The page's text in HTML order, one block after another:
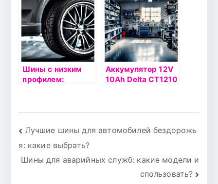
эксплуатации
Шины с низким
профилем:
Аккумулятор 12V
10Ah Delta СТ1210
Навигация
по
Лучшие шины для автомобилей бездорожь
я: какие выбрать?
Шины для аварийных служб: какие модели и
спользовать?